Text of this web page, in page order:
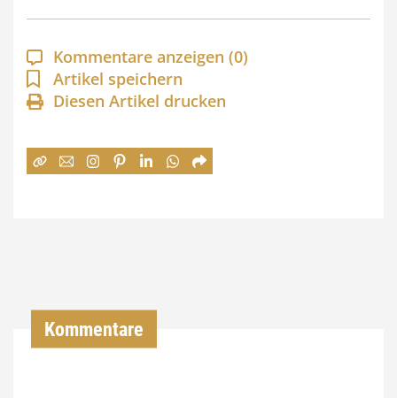
p
a
n
n
:
Kommentare anzeigen (0)
Artikel speichern
Diesen Artikel drucken
Kommentare